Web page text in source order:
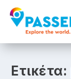
Ετικέτα: